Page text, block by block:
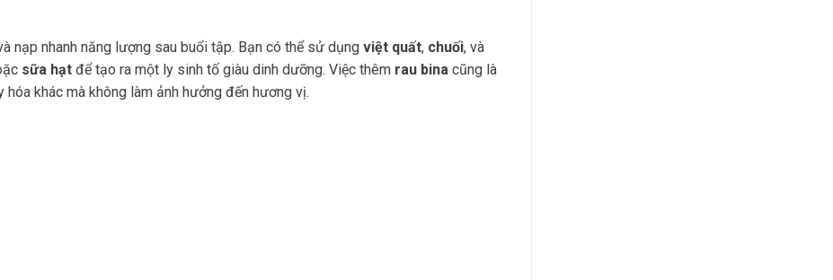
nạp nhanh năng lượng sau buổi tập. Bạn có thể sử dụng việt quất, chuối, và
sữa hạt để tạo ra một ly sinh tố giàu dinh dưỡng. Việc thêm rau bina cũng là
khác mà không làm ảnh hưởng đến hương vị​.